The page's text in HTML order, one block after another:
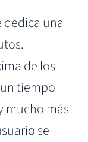
una
de los
tiempo
mucho más
se